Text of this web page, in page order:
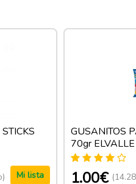
Mi lista
GUSANITOS
70gr
1.00€